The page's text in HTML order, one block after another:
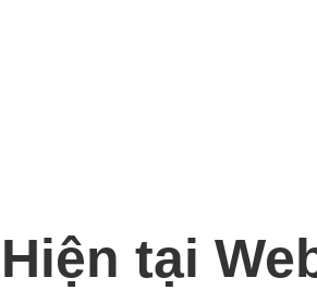
Hiện tại